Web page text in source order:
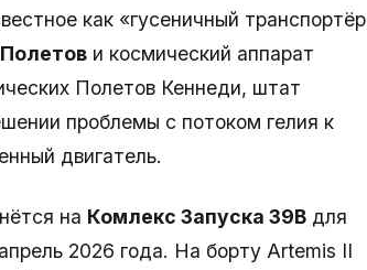
как «гусеничный транспортёр
и космический аппарат
Полетов Кеннеди, штат
проблемы с потоком гелия к
двигатель.
на Комлекс Запуска 39B для
2026 года. На борту Artemis II